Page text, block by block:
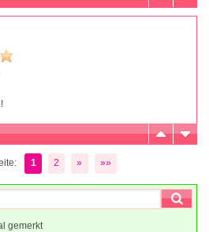
1 2 » »»
gemerkt